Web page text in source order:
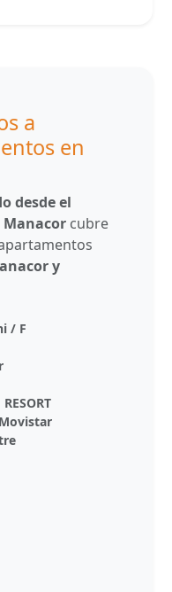
a
en
desde el
Manacor cubre
y
/ F